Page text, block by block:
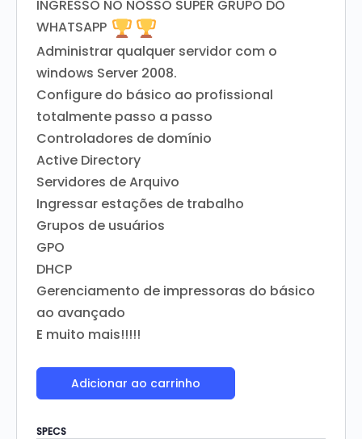
Original
era:
R$ 249,00.
atual
R$ 59,00.
INGRESSO NO NOSSO SUPER GRUPO DO
WHATSAPP
Administrar qualquer servidor com o
windows Server 2008.
Configure do básico ao profissional
totalmente passo a passo
Controladores de domínio
Active Directory
Servidores de Arquivo
Ingressar estações de trabalho
Grupos de usuários
GPO
DHCP
Gerenciamento de impressoras do básico
ao avançado
E muito mais!!!!!
Adicionar ao carrinho
SPECS